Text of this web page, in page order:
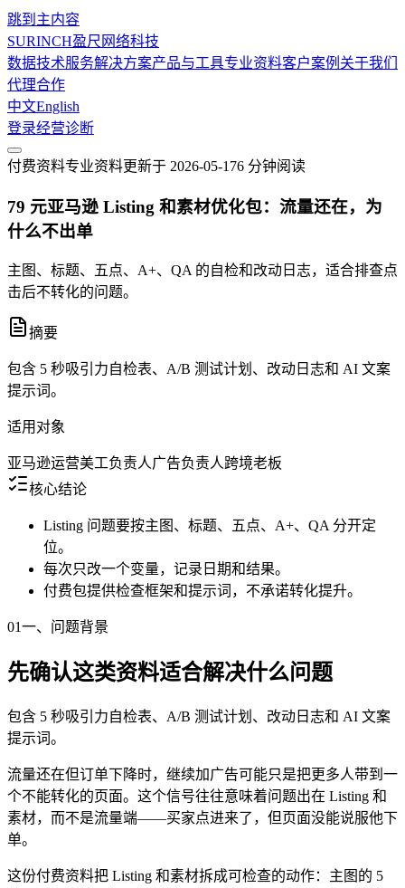
跳到主内容
SURINCH盈尺网络科技
数据技术服务解决方案产品与工具专业资料客户案例 关于我们
代理合作
中文English
登录经营诊断
付费资料专业资料更新于 2026-05-176 分钟阅读
79 元亚马逊 Listing 和素材优化包：流量还在，为
什么不出单
主图、标题、五点、A+、QA 的自检和改动日志，适合排查点
击后不转化的问题。
摘要
包含 5 秒吸引力自检表、A/B 测试计划、改动日志和 AI 文案
提示词。
适用对象
亚马逊运营美工负责人广告负责人跨境老板
核心结论
Listing 问题要按主图、标题、五点、A+、QA 分开定
位。
每次只改一个变量，记录日期和结果。
付费包提供检查框架和提示词，不承诺转化提升。
01一、问题背景
先确认这类资料适合解决什么问题
包含 5 秒吸引力自检表、A/B 测试计划、改动日志和 AI 文案
提示词。
流量还在但订单下降时，继续加广告可能只是把更多人带到一
个不能转化的页面。这个信号往往意味着问题出在 Listing 和
素材，而不是流量端——买家点进来了，但页面没能说服他下
单。
这份付费资料把 Listing 和素材拆成可检查的动作：主图的 5